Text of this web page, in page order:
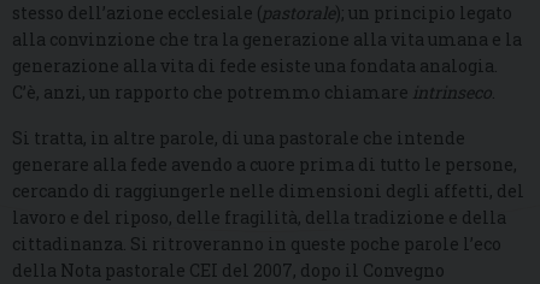
stesso dell’azione ecclesiale (pastorale); un principio legato
alla convinzione che tra la generazione alla vita umana e la
generazione alla vita di fede esiste una fondata analogia.
C’è, anzi, un rapporto che potremmo chiamare intrinseco.
Si tratta, in altre parole, di una pastorale che intende
generare alla fede avendo a cuore prima di tutto le persone,
cercando di raggiungerle nelle dimensioni degli affetti, del
lavoro e del riposo, delle fragilità, della tradizione e della
cittadinanza. Si ritroveranno in queste poche parole l’eco
della Nota pastorale CEI del 2007, dopo il Convegno